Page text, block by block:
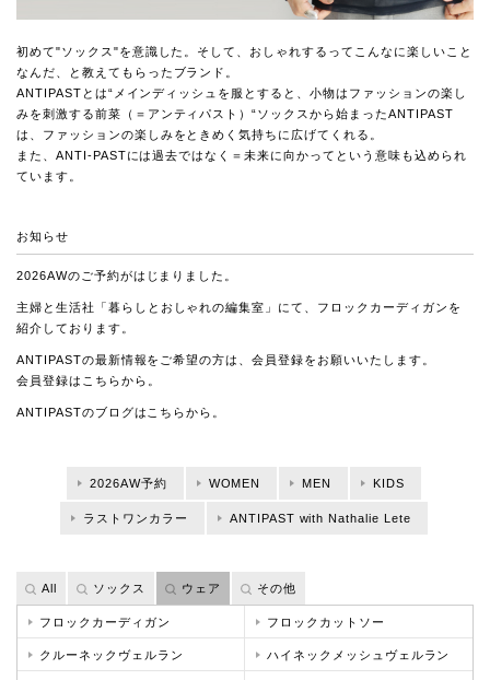
初めて"ソックス"を意識した。そして、おしゃれするってこんなに楽しいこと
なんだ、と教えてもらったブランド。
ANTIPASTとは“メインディッシュを服とすると、小物はファッションの楽し
みを刺激する前菜（＝アンティパスト）“ソックスから始まったANTIPAST
は、ファッションの楽しみをときめく気持ちに広げてくれる。
また、ANTI-PASTには過去ではなく＝未来に向かってという意味も込められ
ています。
お知らせ
2026AWのご予約がはじまりました。
主婦と生活社「暮らしとおしゃれの編集室」にて、 フロックカーディガンを
紹介しております。
ANTIPASTの最新情報をご希望の方は、会員登録をお願いいたします。
会員登録は こちらから。
ANTIPASTのブログは こちらから。
All ソックス ウェア その他
2026AW予約 WOMEN MEN KIDS
ラストワンカラー ANTIPAST with Nathalie Lete
フロックカーディガン フロックカットソー
クルーネックヴェルラン ハイネックメッシュヴェルラン